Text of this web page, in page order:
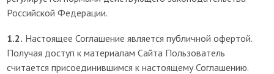
Российской Федерации.
1.2. Настоящее Соглашение является публичной офертой.
Получая доступ к материалам Сайта Пользователь
считается присоединившимся к настоящему Соглашению.